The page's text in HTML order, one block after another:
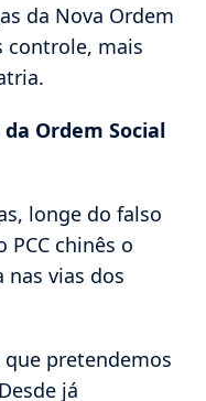
da Nova Ordem
controle, mais
Ordem Social
longe do falso
PCC chinês o
nas vias dos
que pretendemos
já